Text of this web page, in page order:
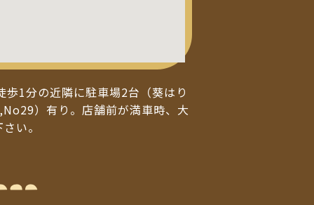
1分の近隣に駐車場2台（葵はり
）有り。店舗前が満車時、大
い。